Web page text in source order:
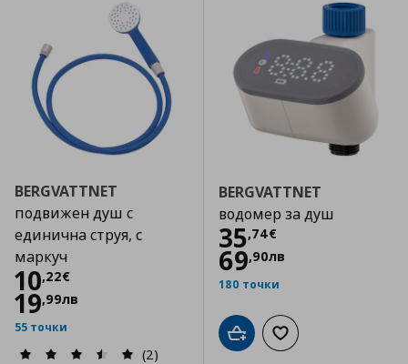
BERGVATTNET
подвижен душ с
единична струя, с
маркуч
10,22€
Цена
19,99лв
55 точки
(2)
BERGVATTNET
водомер за душ
35,74€
Цена
69,90лв
180 точки
Добави в кошницата
Добави към